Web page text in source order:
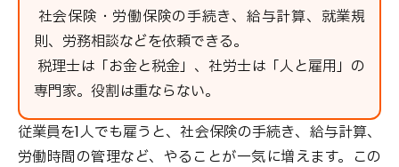
社会保険・労働保険の手続き、給与計算、就業規
則、労務相談などを依頼できる。
税理士は「お金と税金」、社労士は「人と雇用」の
専門家。役割は重ならない。
従業員を1人でも雇うと、社会保険の手続き、給与計算、
労働時間の管理など、やることが一気に増えます。この